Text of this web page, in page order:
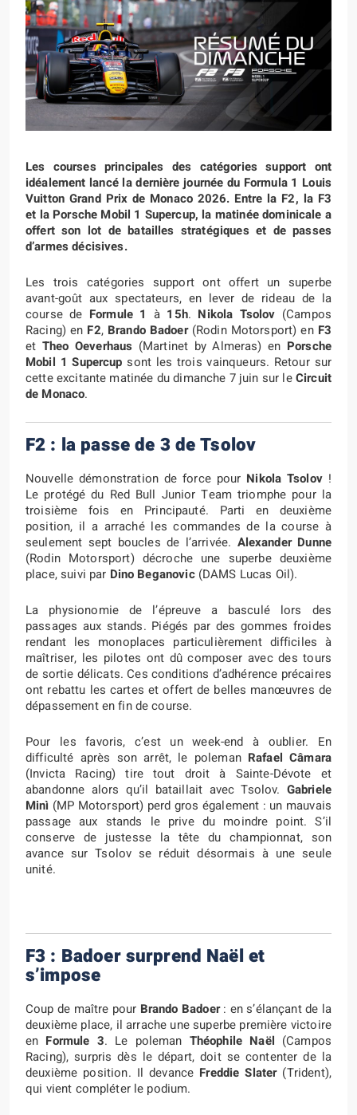
Les courses principales des catégories support ont
idéalement lancé la dernière journée du Formula 1 Louis
Vuitton Grand Prix de Monaco 2026. Entre la F2, la F3
et la Porsche Mobil 1 Supercup, la matinée dominicale a
offert son lot de batailles stratégiques et de passes
d’armes décisives.
Les trois catégories support ont offert un superbe
avant-goût aux spectateurs, en lever de rideau de la
course de Formule 1 à 15h. Nikola Tsolov (Campos
Racing) en F2, Brando Badoer(Rodin Motorsport) en F3
et Theo Oeverhaus (Martinet by Almeras) en Porsche
Mobil 1 Supercup sont les trois vainqueurs. Retour sur
cette excitante matinée du dimanche 7 juin sur leCircuit
de Monaco.
F2 : la passe de 3 de Tsolov
Nouvelle démonstration de force pour Nikola Tsolov!
Le protégé du Red Bull Junior Team triomphe pour la
troisième fois en Principauté. Parti en deuxième
position, il a arraché les commandes de la course à
seulement sept boucles de l’arrivée. Alexander Dunne
(Rodin Motorsport) décroche une superbe deuxième
place, suivi par Dino Beganovic(DAMS Lucas Oil).
La physionomie de l’épreuve a basculé lors des
passages aux stands. Piégés par des gommes froides
rendant les monoplaces particulièrement difficiles à
maîtriser, les pilotes ont dû composer avec des tours
de sortie délicats. Ces conditions d’adhérence précaires
ont rebattu les cartes et offert de belles manœuvres de
dépassement en fin de course.
Pour les favoris, c’est un week-end à oublier. En
difficulté après son arrêt, le poleman Rafael Câmara
(Invicta Racing) tire tout droit à Sainte-Dévote et
abandonne alors qu’il bataillait avec Tsolov. Gabriele
Minì (MP Motorsport) perd gros également : un mauvais
passage aux stands le prive du moindre point. S’il
conserve de justesse la tête du championnat, son
avance sur Tsolov se réduit désormais à une seule
unité.
F3 : Badoer surprend Naël et
s’impose
Coup de maître pour Brando Badoer: en s’élançant de la
deuxième place, il arrache une superbe première victoire
en Formule 3. Le poleman Théophile Naël (Campos
Racing), surpris dès le départ, doit se contenter de la
deuxième position. Il devance Freddie Slater(Trident),
qui vient compléter le podium.